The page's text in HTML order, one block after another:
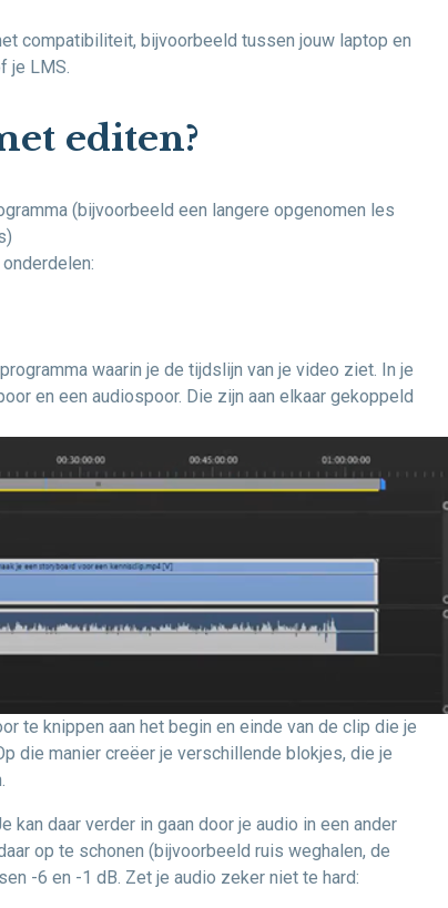
compatibiliteit, bijvoorbeeld tussen jouw laptop en
je LMS.
editen?
(bijvoorbeeld een langere opgenomen les
waarin je de tijdslijn van je video ziet. In je
en een audiospoor. Die zijn aan elkaar gekoppeld
te knippen aan het begin en einde van de clip die je
die manier creëer je verschillende blokjes, die je
kan daar verder in gaan door je audio in een ander
op te schonen (bijvoorbeeld ruis weghalen, de
-6 en -1 dB. Zet je audio zeker niet te hard: